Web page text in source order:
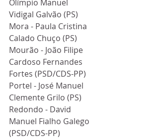
Olímpio Manuel
Vidigal Galvão (PS)
Mora - Paula Cristina
Calado Chuço (PS)
Mourão - João Filipe
Cardoso Fernandes
Fortes (PSD/CDS-PP)
Portel - José Manuel
Clemente Grilo (PS)
Redondo - David
Manuel Fialho Galego
(PSD/CDS-PP)